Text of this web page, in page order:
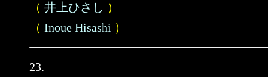
（ 井上ひさし ）
（ Inoue Hisashi ）
23.